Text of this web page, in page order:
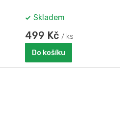
Skladem
499 Kč / ks
Do košíku